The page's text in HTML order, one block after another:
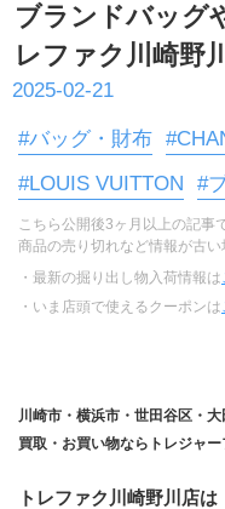
ブランドバッグ
レファク川崎野
2025-02-21
#バッグ・財布
#LOUIS VUITTON
#
こちら公開後3ヶ月以上の記事
商品の売り切れなど情報が古い
・最新の掘り出し物入荷情報は
・いま店頭で使えるクーポンは
川崎市・横浜市・世田谷区・
買取・お買い物ならトレジャ
トレファク川崎野川店は